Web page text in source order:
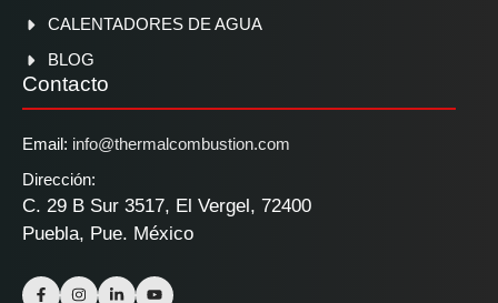
CALENTADORES DE AGUA
BLOG
Contacto
Email: info@thermalcombustion.com
Dirección:
C. 29 B Sur 3517, El Vergel, 72400
Puebla, Pue. México